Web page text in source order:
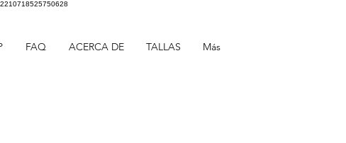
2210718525750628
FAQ ACERCA DE TALLAS Más